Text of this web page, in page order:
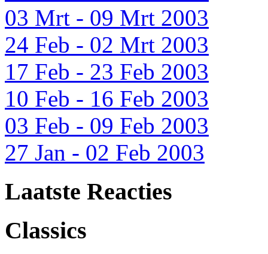
03 Mrt - 09 Mrt 2003
24 Feb - 02 Mrt 2003
17 Feb - 23 Feb 2003
10 Feb - 16 Feb 2003
03 Feb - 09 Feb 2003
27 Jan - 02 Feb 2003
Laatste Reacties
Classics